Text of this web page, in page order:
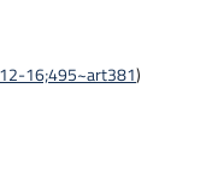
16;495~art381)